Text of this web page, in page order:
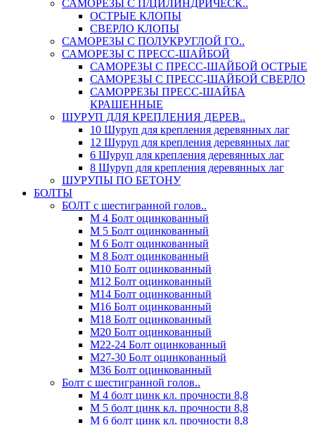
САМОРЕЗЫ С П/ЦИЛИНДРИЧЕСК..
ОСТРЫЕ КЛОПЫ
СВЕРЛО КЛОПЫ
САМОРЕЗЫ С ПОЛУКРУГЛОЙ ГО..
САМОРЕЗЫ С ПРЕСС-ШАЙБОЙ
САМОРЕЗЫ С ПРЕСС-ШАЙБОЙ ОСТРЫЕ
САМОРЕЗЫ С ПРЕСС-ШАЙБОЙ СВЕРЛО
САМОРРЕЗЫ ПРЕСС-ШАЙБА
КРАШЕННЫЕ
ШУРУП ДЛЯ КРЕПЛЕНИЯ ДЕРЕВ..
10 Шуруп для крепления деревянных лаг
12 Шуруп для крепления деревянных лаг
6 Шуруп для крепления деревянных лаг
8 Шуруп для крепления деревянных лаг
ШУРУПЫ ПО БЕТОНУ
БОЛТЫ
БОЛТ с шестигранной голов..
М 4 Болт оцинкованный
М 5 Болт оцинкованный
М 6 Болт оцинкованный
М 8 Болт оцинкованный
М10 Болт оцинкованный
М12 Болт оцинкованный
М14 Болт оцинкованный
М16 Болт оцинкованный
М18 Болт оцинкованный
М20 Болт оцинкованный
М22-24 Болт оцинкованный
М27-30 Болт оцинкованный
М36 Болт оцинкованный
Болт с шестигранной голов..
М 4 болт цинк кл. прочности 8,8
М 5 болт цинк кл. прочности 8,8
М 6 болт цинк кл. прочности 8,8